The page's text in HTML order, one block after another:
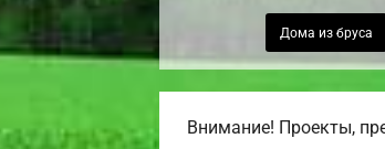
Дома из бруса
Внимание! Проекты,